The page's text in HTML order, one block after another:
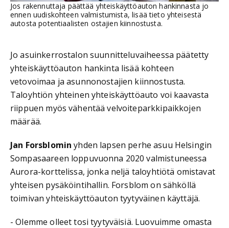
Jos rakennuttaja päättää yhteiskäyttöauton hankinnasta jo
ennen uudiskohteen valmistumista, lisää tieto yhteisestä
autosta potentiaalisten ostajien kiinnostusta.
Jo asuinkerrostalon suunnitteluvaiheessa päätetty
yhteiskäyttöauton hankinta lisää kohteen
vetovoimaa ja asunnonostajien kiinnostusta.
Taloyhtiön yhteinen yhteiskäyttöauto voi kaavasta
riippuen myös vähentää velvoiteparkkipaikkojen
määrää.
Jan Forsblomin yhden lapsen perhe asuu Helsingin
Sompasaareen loppuvuonna 2020 valmistuneessa
Aurora-korttelissa, jonka neljä taloyhtiötä omistavat
yhteisen pysäköintihallin. Forsblom on sähköllä
toimivan yhteiskäyttöauton tyytyväinen käyttäjä.
- Olemme olleet tosi tyytyväisiä. Luovuimme omasta